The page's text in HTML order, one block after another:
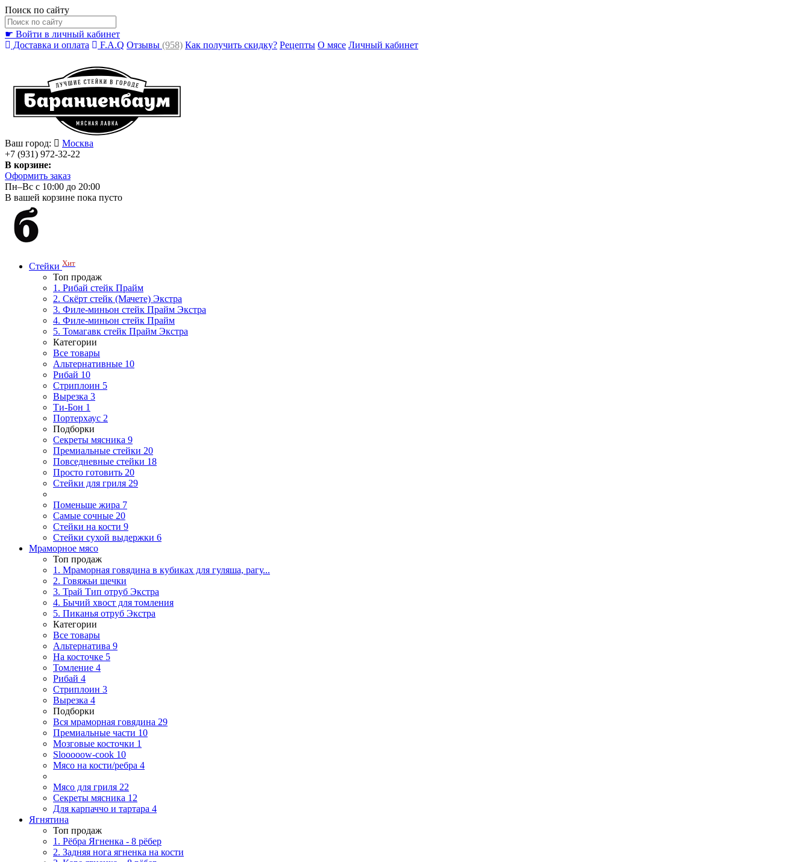
Поиск по сайту
☛ Войти в личный кабинет
Доставка и оплата
F.A.Q Отзывы (958) Как получить скидку? Рецепты О мясе Личный кабинет
Ваш город:
Москва
+7 (931) 972-32-22
В корзине:
Оформить заказ
Пн–Вс с 10:00 до 20:00
В вашей корзине пока пусто
Стейки Хит
Топ продаж
1. Рибай cтейк Прайм
2. Скёрт стейк (Мачете) Экстра
3. Филе-миньон стейк Прайм Экстра
4. Филе-миньон стейк Прайм
5. Томагавк стейк Прайм Экстра
Категории
Все товары
Альтернативные 10
Рибай 10
Стриплоин 5
Вырезка 3
Ти-Бон 1
Портерхаус 2
Подборки
Секреты мясника 9
Премиальные стейки 20
Повседневные стейки 18
Просто готовить 20
Стейки для гриля 29
Поменьше жира 7
Самые сочные 20
Стейки на кости 9
Стейки сухой выдержки 6
Мраморное мясо
Топ продаж
1. Мраморная говядина в кубиках для гуляша, рагу...
2. Говяжьи щечки
3. Трай Тип отруб Экстра
4. Бычий хвост для томления
5. Пиканья отруб Экстра
Категории
Все товары
Альтернатива 9
На косточке 5
Томление 4
Рибай 4
Стриплоин 3
Вырезка 4
Подборки
Вся мраморная говядина 29
Премиальные части 10
Мозговые косточки 1
Slooooow-cook 10
Мясо на кости/ребра 4
Мясо для гриля 22
Секреты мясника 12
Для карпаччо и тартара 4
Ягнятина
Топ продаж
1. Рёбра Ягненка - 8 рёбер
2. Задняя нога ягненка на кости